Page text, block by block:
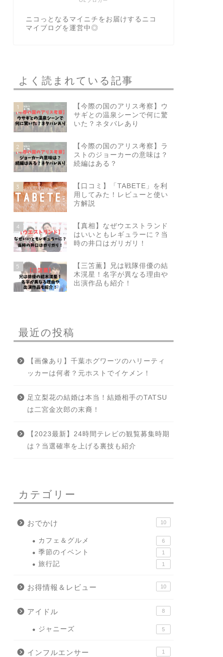
ニコっとなるマイニチをお届けするニコ
マイブログを運営中◎
よく読まれている記事
1
【今際の国のアリス考察】ウ
サギとの温泉シーンで何に驚
いた？ネタバレあり
2
【今際の国のアリス考察】ラ
ストのジョーカーの意味は？
続編はある？
3
【口コミ】「TABETE」を利
用してみた！レビューと使い
方解説
4
【真相】なぜウエストランド
はいいともレギュラーに？当
時の井口はガリガリ！
5
【三笘薫】兄は戦隊俳優の結
木滉星！名字が異なる理由や
出演作品も紹介！
最近の投稿
【画像あり】千葉ホグワーツのハリーティ
ッカーは何者？元ホストでイケメン！
足立梨花の結婚は本当！結婚相手のTATSU
は二宮金次郎の末裔！
【2023最新】24時間テレビの観覧募集時期
は？当選確率を上げる裏技も紹介
カテゴリー
おでかけ 10
カフェ＆グルメ 6
季節のイベント 1
旅行記 1
お得情報＆レビュー 10
アイドル 8
ジャニーズ 5
インフルエンサー 1